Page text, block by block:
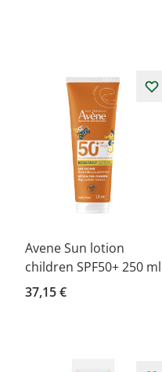
Avene Sun lotion
children SPF50+ 250 ml
37,15 €